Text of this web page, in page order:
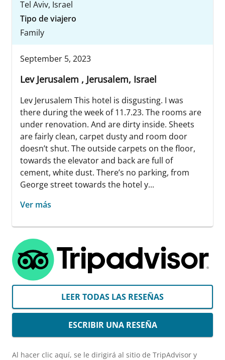
Tel Aviv, Israel
Tipo de viajero
Family
September 5, 2023
Lev Jerusalem , Jerusalem, Israel
Lev Jerusalem This hotel is disgusting. I was
there during the week of 11.7.23. The rooms are
under renovation. And are dirty inside. Sheets
are fairly clean, carpet dusty and room door
doesn’t shut. The outside carpets on the floor,
towards the elevator and back are full of
cement, white dust. There’s no parking, from
George street towards the hotel y...
Ver más
LEER TODAS LAS RESEÑAS
ESCRIBIR UNA RESEÑA
Al hacer clic aquí, se le dirigirá al sitio de TripAdvisor y